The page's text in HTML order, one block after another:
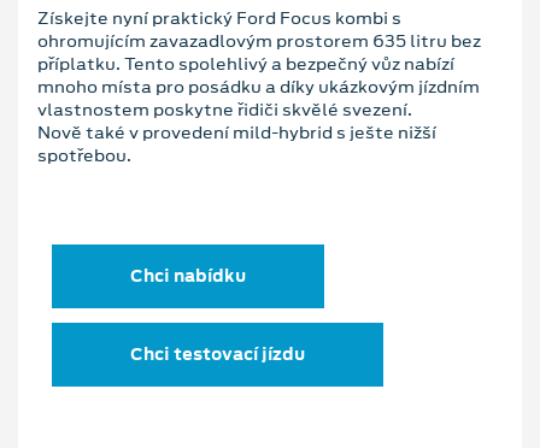
Získejte nyní praktický Ford Focus kombi s
ohromujícím zavazadlovým prostorem 635 litru bez
příplatku. Tento spolehlivý a bezpečný vůz nabízí
mnoho místa pro posádku a díky ukázkovým jízdním
vlastnostem poskytne řidiči skvělé svezení.
Nově také v provedení mild-hybrid s ješte nižší
spotřebou.
Chci nabídku
Chci testovací jízdu